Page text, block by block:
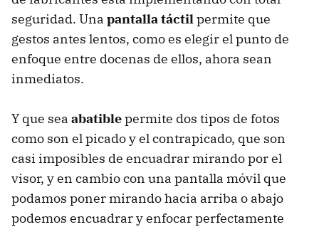
seguridad. Una pantalla táctilpermite que
gestos antes lentos, como es elegir el punto de
enfoque entre docenas de ellos, ahora sean
inmediatos.
Y que sea abatiblepermite dos tipos de fotos
como son el picado y el contrapicado, que son
casi imposibles de encuadrar mirando por el
visor, y en cambio con una pantalla móvil que
podamos poner mirando hacia arriba o abajo
podemos encuadrar y enfocar perfectamente